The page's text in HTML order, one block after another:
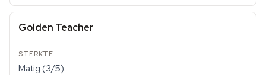
Golden Teacher
Matig (3/5)